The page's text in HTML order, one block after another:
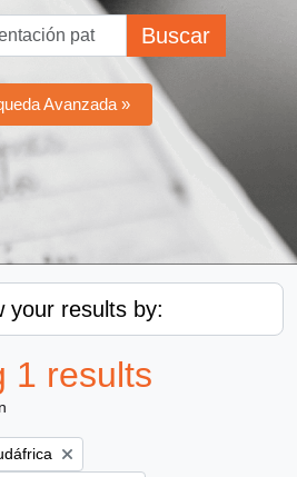
Buscar
Avanzada »
your results by:
1 results